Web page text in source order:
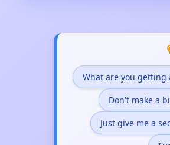
What are you getting
Don't make a
Just give me a